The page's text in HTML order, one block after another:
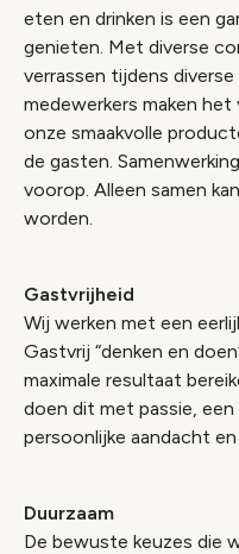
eten en drinken is een
genieten. Met diverse
verrassen tijdens
medewerkers maken het
onze smaakvolle
de gasten.
voorop. Alleen samen
worden.
Gastvrijheid
Wij werken met een
Gastvrij “denken en
maximale resultaat
doen dit met passie,
persoonlijke aandacht en
Duurzaam
De bewuste keuzes die